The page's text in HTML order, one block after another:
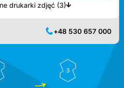
Pokaż najbliższe dostępne drukarki zdjęć (3)
+48 530 657 000
3